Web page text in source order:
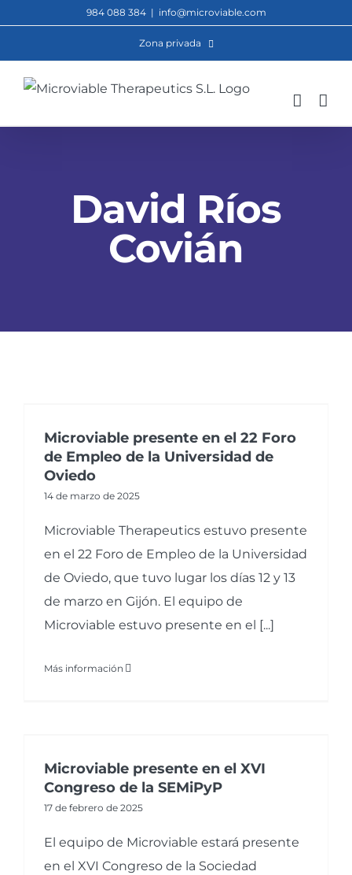
contenido
984 088 384 | info@microviable.com
Zona privada
David Ríos
Covián
Microviable presente en el 22 Foro
de Empleo de la Universidad de
Oviedo
14 de marzo de 2025
Microviable Therapeutics estuvo presente
en el 22 Foro de Empleo de la Universidad
de Oviedo, que tuvo lugar los días 12 y 13
de marzo en Gijón. El equipo de
Microviable estuvo presente en el [...]
Más información
Microviable presente en el XVI
Congreso de la SEMiPyP
17 de febrero de 2025
El equipo de Microviable estará presente
en el XVI Congreso de la Sociedad